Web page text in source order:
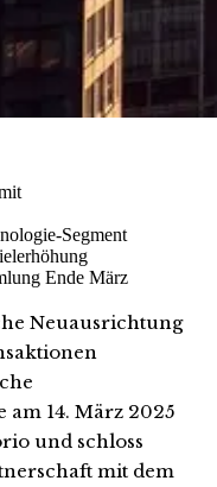
Segment
Ende März
Neuausrichtung
14. März 2025
und schloss
mit dem